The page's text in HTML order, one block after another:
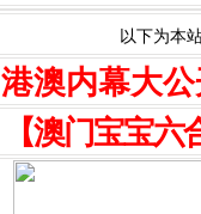
以下为本
港澳内幕大
【澳门宝宝